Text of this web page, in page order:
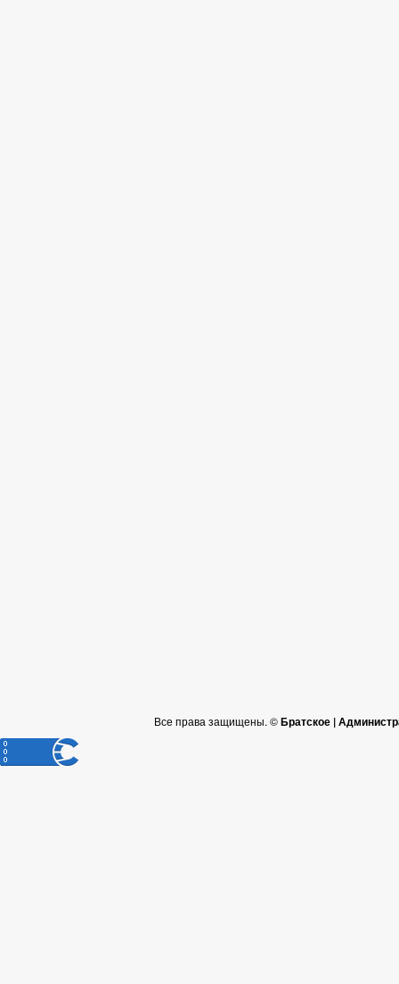
Все права защищены. ©Братское |